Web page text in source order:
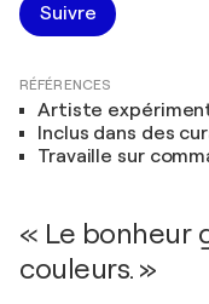
Suivre
RÉFÉRENCES
Artiste
Inclus dans des
Travaille sur
« Le bonheur
couleurs. »